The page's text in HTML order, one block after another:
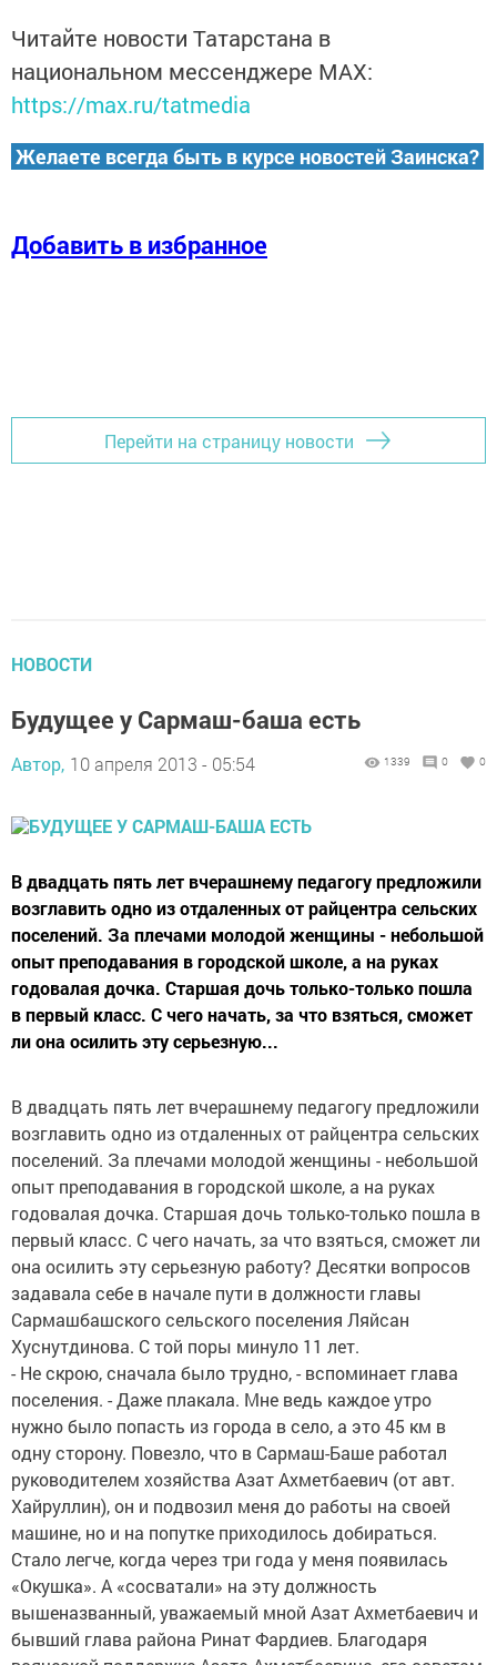
Читайте новости Татарстана в
национальном мессенджере MАХ:
https://max.ru/tatmedia
Желаете всегда быть в курсе новостей Заинска?
Добавить в избранное
Перейти на страницу новости
НОВОСТИ
Будущее у Сармаш-баша есть
Автор, 10 апреля 2013 - 05:54 1339 0 0
В двадцать пять лет вчерашнему педагогу предложили
возглавить одно из отдаленных от райцентра сельских
поселений. За плечами молодой женщины - небольшой
опыт преподавания в городской школе, а на руках
годовалая дочка. Старшая дочь только-только пошла
в первый класс. С чего начать, за что взяться, сможет
ли она осилить эту серьезную...
В двадцать пять лет вчерашнему педагогу предложили
возглавить одно из отдаленных от райцентра сельских
поселений. За плечами молодой женщины - небольшой
опыт преподавания в городской школе, а на руках
годовалая дочка. Старшая дочь только-только пошла в
первый класс. С чего начать, за что взяться, сможет ли
она осилить эту серьезную работу? Десятки вопросов
задавала себе в начале пути в должности главы
Сармашбашского сельского поселения Ляйсан
Хуснутдинова. С той поры минуло 11 лет.
- Не скрою, сначала было трудно, - вспоминает глава
поселения. - Даже плакала. Мне ведь каждое утро
нужно было попасть из города в село, а это 45 км в
одну сторону. Повезло, что в Сармаш-Баше работал
руководителем хозяйства Азат Ахметбаевич (от авт.
Хайруллин), он и подвозил меня до работы на своей
машине, но и на попутке приходилось добираться.
Стало легче, когда через три года у меня появилась
«Окушка». А «сосватали» на эту должность
вышеназванный, уважаемый мной Азат Ахметбаевич и
бывший глава района Ринат Фардиев. Благодаря